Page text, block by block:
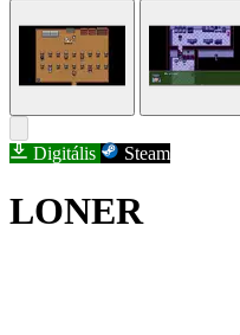
Digitális Steam
LONER